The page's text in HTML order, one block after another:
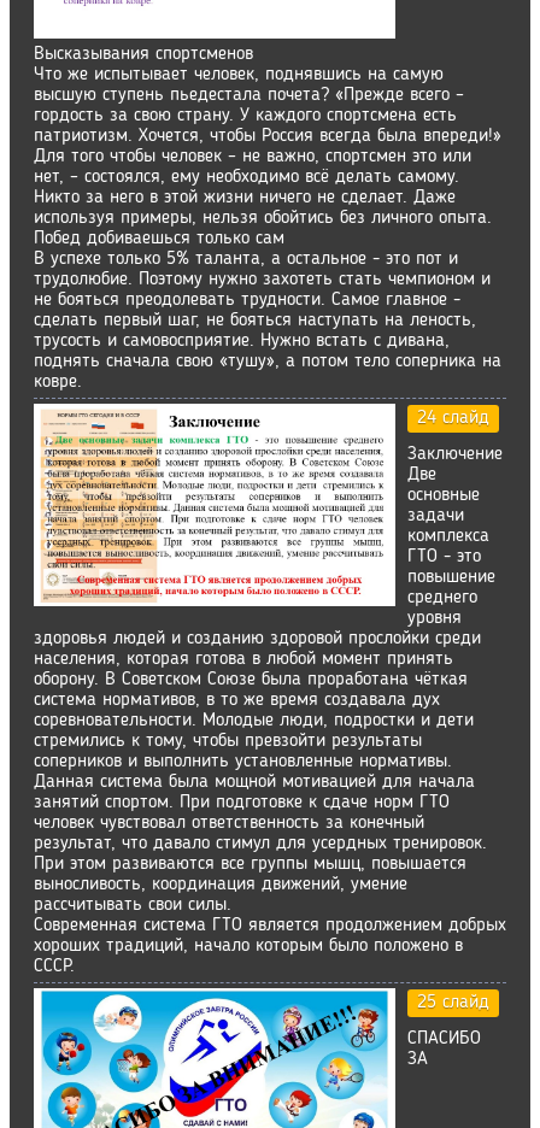
Высказывания спортсменов
Что же испытывает человек, поднявшись на самую
высшую ступень пьедестала почета? «Прежде всего –
гордость за свою страну. У каждого спортсмена есть
патриотизм. Хочется, чтобы Россия всегда была впереди!»
Для того чтобы человек – не важно, спортсмен это или
нет, – состоялся, ему необходимо всё делать самому.
Никто за него в этой жизни ничего не сделает. Даже
используя примеры, нельзя обойтись без личного опыта.
Побед добиваешься только сам
В успехе только 5% таланта, а остальное - это пот и
трудолюбие. Поэтому нужно захотеть стать чемпионом и
не бояться преодолевать трудности. Самое главное -
сделать первый шаг, не бояться наступать на леность,
трусость и самовосприятие. Нужно встать с дивана,
поднять сначала свою «тушу», а потом тело соперника на
ковре.
24 слайд
Заключение
Две
основные
задачи
комплекса
ГТО - это
повышение
среднего
уровня
здоровья людей и созданию здоровой прослойки среди
населения, которая готова в любой момент принять
оборону. В Советском Союзе была проработана чёткая
система нормативов, в то же время создавала дух
соревновательности. Молодые люди, подростки и дети
стремились к тому, чтобы превзойти результаты
соперников и выполнить установленные нормативы.
Данная система была мощной мотивацией для начала
занятий спортом. При подготовке к сдаче норм ГТО
человек чувствовал ответственность за конечный
результат, что давало стимул для усердных тренировок.
При этом развиваются все группы мышц, повышается
выносливость, координация движений, умение
рассчитывать свои силы.
Современная система ГТО является продолжением добрых
хороших традиций, начало которым было положено в
СССР.
25 слайд
СПАСИБО
ЗА